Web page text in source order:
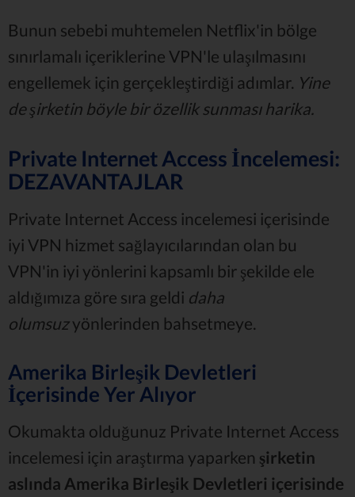
Bunun sebebi muhtemelen Netflix'in bölge
sınırlamalı içeriklerine VPN'le ulaşılmasını
engellemek için gerçekleştirdiği adımlar. Yine
de şirketin böyle bir özellik sunması harika.
Private Internet Access İncelemesi:
DEZAVANTAJLAR
Private Internet Access incelemesi içerisinde
iyi VPN hizmet sağlayıcılarından olan bu
VPN'in iyi yönlerini kapsamlı bir şekilde ele
aldığımıza göre sıra geldi daha
olumsuzyönlerinden bahsetmeye.
Amerika Birleşik Devletleri
İçerisinde Yer Alıyor
Okumakta olduğunuz Private Internet Access
incelemesi için araştırma yaparken şirketin
aslında Amerika Birleşik Devletleri içerisinde